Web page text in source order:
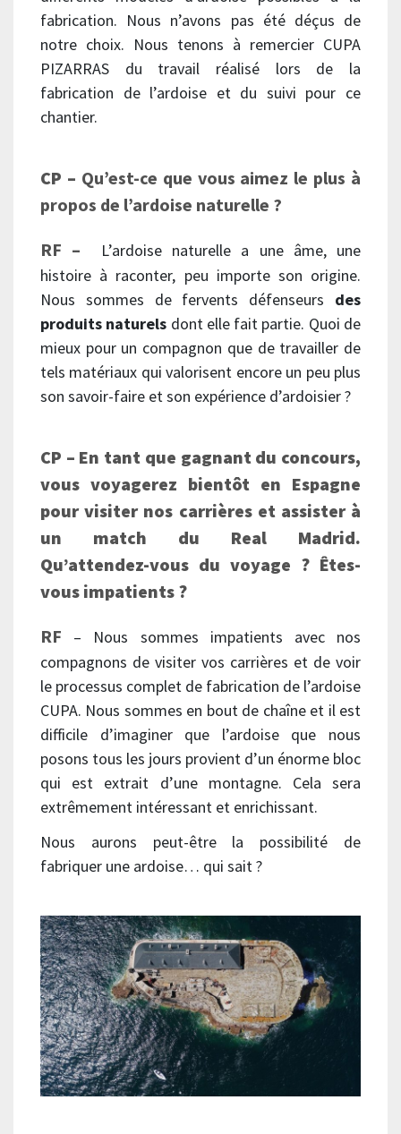
fabrication. Nous n’avons pas été déçus de
notre choix. Nous tenons à remercier CUPA
PIZARRAS du travail réalisé lors de la
fabrication de l’ardoise et du suivi pour ce
chantier.
CP – Qu’est-ce que vous aimez le plus à
propos de l’ardoise naturelle ?
RF – L’ardoise naturelle a une âme, une
histoire à raconter, peu importe son origine.
Nous sommes de fervents défenseurs des
produits naturels dont elle fait partie. Quoi de
mieux pour un compagnon que de travailler de
tels matériaux qui valorisent encore un peu plus
son savoir-faire et son expérience d’ardoisier ?
CP – En tant que gagnant du concours,
vous voyagerez bientôt en Espagne
pour visiter nos carrières et assister à
un match du Real Madrid.
Qu’attendez-vous du voyage ? Êtes-
vous impatients ?
RF – Nous sommes impatients avec nos
compagnons de visiter vos carrières et de voir
le processus complet de fabrication de l’ardoise
CUPA. Nous sommes en bout de chaîne et il est
difficile d’imaginer que l’ardoise que nous
posons tous les jours provient d’un énorme bloc
qui est extrait d’une montagne. Cela sera
extrêmement intéressant et enrichissant.
Nous aurons peut-être la possibilité de
fabriquer une ardoise… qui sait ?